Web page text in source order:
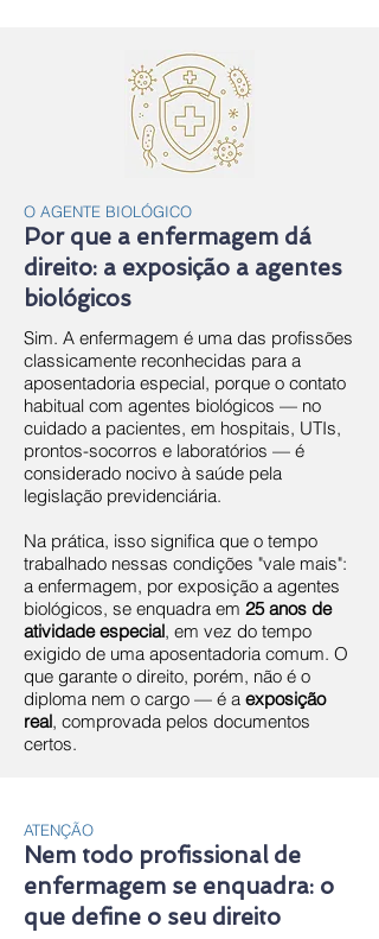
O AGENTE BIOLÓGICO
Por que a enfermagem dá
direito: a exposição a agentes
biológicos
Sim. A enfermagem é uma das profissões
classicamente reconhecidas para a
aposentadoria especial, porque o contato
habitual com agentes biológicos — no
cuidado a pacientes, em hospitais, UTIs,
prontos-socorros e laboratórios — é
considerado nocivo à saúde pela
legislação previdenciária.
Na prática, isso significa que o tempo
trabalhado nessas condições "vale mais":
a enfermagem, por exposição a agentes
biológicos, se enquadra em 25 anos de
atividade especial, em vez do tempo
exigido de uma aposentadoria comum. O
que garante o direito, porém, não é o
diploma nem o cargo — é a exposição
real, comprovada pelos documentos
certos.
ATENÇÃO
Nem todo profissional de
enfermagem se enquadra: o
que define o seu direito